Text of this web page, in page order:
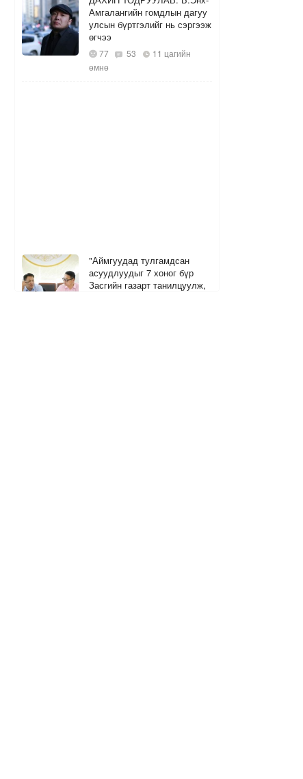
Амгалангийн гомдлын дагуу
улсын бүртгэлийг нь сэргээж
өгчээ
77 53
11 цагийн
өмнө
"Аймгуудад тулгамдсан
асуудлуудыг 7 хоног бүр
Засгийн газарт танилцуулж,